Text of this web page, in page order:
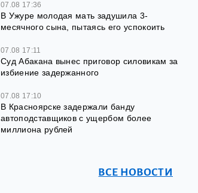
07.08 17:36
В Ужуре молодая мать задушила 3-
месячного сына, пытаясь его успокоить
07.08 17:11
Суд Абакана вынес приговор силовикам за
избиение задержанного
07.08 17:10
В Красноярске задержали банду
автоподставщиков с ущербом более
миллиона рублей
ВСЕ НОВОСТИ